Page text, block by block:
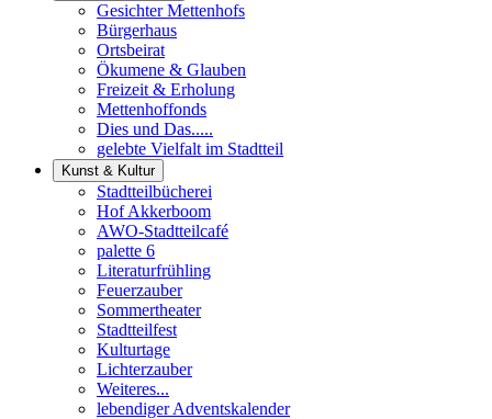
Gesichter Mettenhofs
Bürgerhaus
Ortsbeirat
Ökumene & Glauben
Freizeit & Erholung
Mettenhoffonds
Dies und Das.....
gelebte Vielfalt im Stadtteil
Kunst & Kultur
Stadtteilbücherei
Hof Akkerboom
AWO-Stadtteilcafé
palette 6
Literaturfrühling
Feuerzauber
Sommertheater
Stadtteilfest
Kulturtage
Lichterzauber
Weiteres...
lebendiger Adventskalender